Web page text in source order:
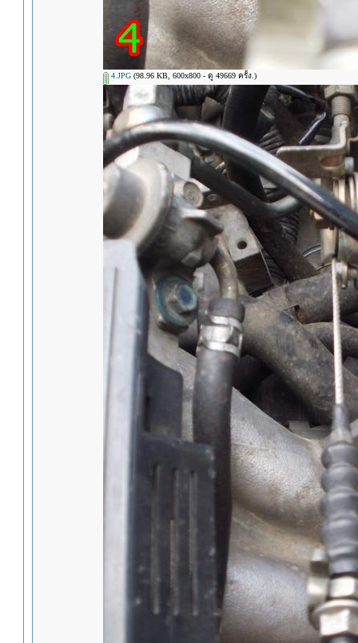
4.JPG(98.96 KB, 600x800 - ดู 49669 ครั้ง.)